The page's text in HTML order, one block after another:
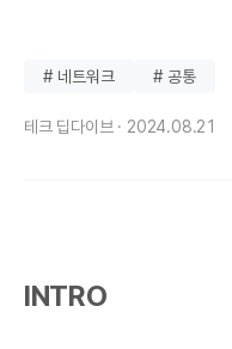
# 네트워크 # 공통
테크 딥다이브 · 2024.08.21
INTRO